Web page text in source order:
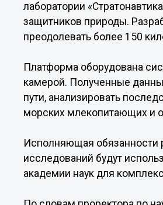
лаборатории
защитников природы.
преодолевать более 150
Платформа оборудована
камерой. Полученные
пути, анализировать
морских млекопитающих и
Исполняющая обязанности
исследований будут
академии наук для